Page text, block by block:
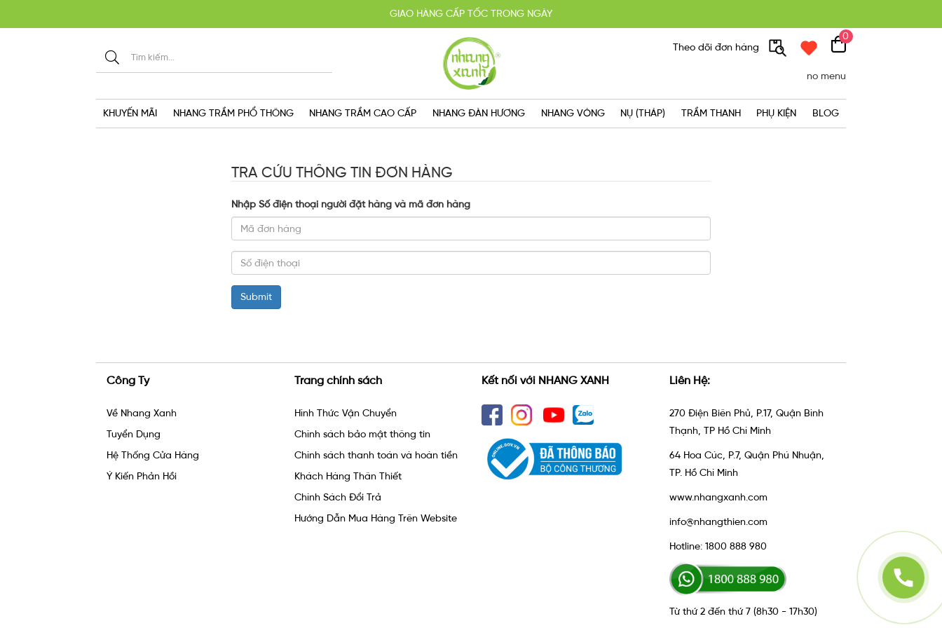
GIAO HÀNG CẤP TỐC TRONG NGÀY
HOÀN TIỀN 100% KHI SẢN PHẨM KHÔNG ĐÚNG CAM KẾT
KHUYẾN MÃI MUA 2 TẶNG 1, MIỄN PHÍ GIAO HÀNG SG VỚI HÓA ĐƠN TRÊN 300K
Theo dõi đơn hàng
0
no menu
KHUYẾN MÃI NHANG TRẦM PHỔ THÔNG NHANG TRẦM CAO CẤP NHANG ĐÀN HƯƠNG NHANG VÒNG NỤ (THÁP) TRẦM THANH PHỤ KIỆN BLOG
TRA CỨU THÔNG TIN ĐƠN HÀNG
Nhập Số điện thoại người đặt hàng và mã đơn hàng
Submit
Công Ty
Về Nhang Xanh
Tuyển Dụng
Hệ Thống Cửa Hàng
Ý Kiến Phản Hồi
Trang chính sách
Hình Thức Vận Chuyển
Chính sách bảo mật thông tin
Chính sách thanh toán và hoàn tiền
Khách Hàng Thân Thiết
Chính Sách Đổi Trả
Hướng Dẫn Mua Hàng Trên Website
Kết nối với NHANG XANH Liên Hệ:
270 Điện Biên Phủ, P.17, Quận Bình
Thạnh, TP Hồ Chí Minh
64 Hoa Cúc, P.7, Quận Phú Nhuận,
TP. Hồ Chí Minh
www.nhangxanh.com
info@nhangthien.com
Hotline: 1800 888 980
Từ thứ 2 đến thứ 7 (8h30 - 17h30)